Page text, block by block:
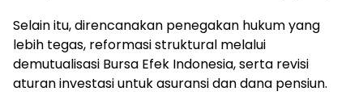
Selain itu, direncanakan penegakan hukum yang
lebih tegas, reformasi struktural melalui
demutualisasi Bursa Efek Indonesia, serta revisi
aturan investasi untuk asuransi dan dana pensiun.